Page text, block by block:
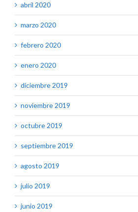
abril 2020
marzo 2020
febrero 2020
enero 2020
diciembre 2019
noviembre 2019
octubre 2019
septiembre 2019
agosto 2019
julio 2019
junio 2019